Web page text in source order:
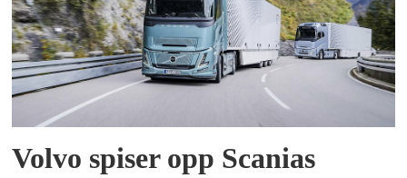
Volvo spiser opp Scanias